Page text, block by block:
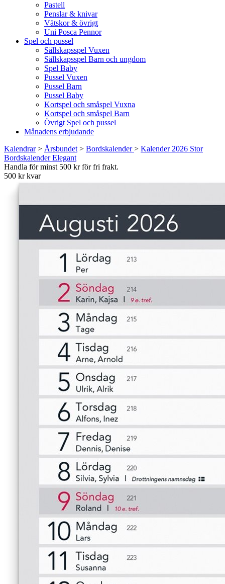
Pastell
Penslar & knivar
Vätskor & övrigt
Uni Posca Pennor
Spel och pussel
Sällskapsspel Vuxen
Sällskapsspel Barn och ungdom
Spel Baby
Pussel Vuxen
Pussel Barn
Pussel Baby
Kortspel och småspel Vuxna
Kortspel och småspel Barn
Övrigt Spel och pussel
Månadens erbjudande
Kalendrar> Årsbundet > Bordskalender> Kalender 2026 Stor
Bordskalender Elegant
Handla för minst 500 kr för fri frakt.
500 kr kvar